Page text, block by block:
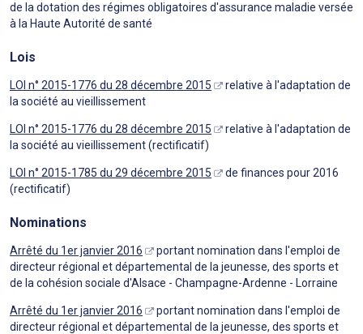
de la dotation des régimes obligatoires d'assurance maladie versée
à la Haute Autorité de santé
Lois
LOI n° 2015-1776 du 28 décembre 2015
relative à l'adaptation de
la société au vieillissement
LOI n° 2015-1776 du 28 décembre 2015
relative à l'adaptation de
la société au vieillissement (rectificatif)
LOI n° 2015-1785 du 29 décembre 2015
de finances pour 2016
(rectificatif)
Nominations
Arrêté du 1er janvier 2016
portant nomination dans l'emploi de
directeur régional et départemental de la jeunesse, des sports et
de la cohésion sociale d'Alsace - Champagne-Ardenne - Lorraine
Arrêté du 1er janvier 2016
portant nomination dans l'emploi de
directeur régional et départemental de la jeunesse, des sports et